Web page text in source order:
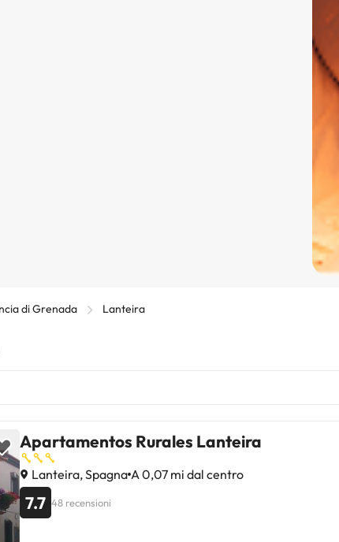
di Grenada Lanteira
Apartamentos Rurales Lanteira
Lanteira, Spagna A 0,07 mi dal centro
7.7 48 recensioni